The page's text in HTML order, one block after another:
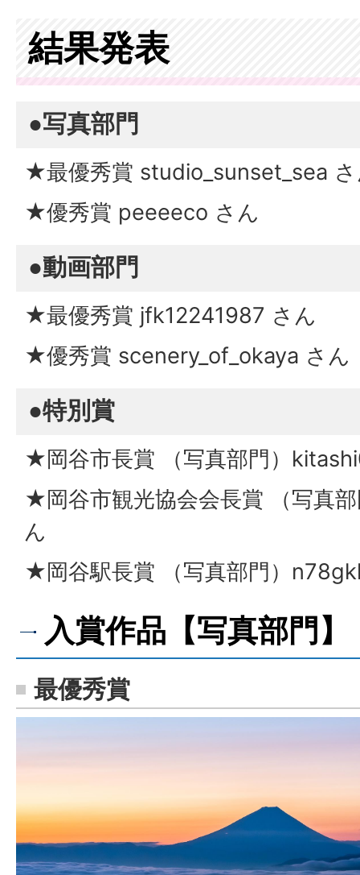
結果発表
●写真部門
★最優秀賞 studio_sunset_sea
★優秀賞 peeeeco さん
●動画部門
★最優秀賞 jfk12241987 さん
★優秀賞 scenery_of_okaya さん
●特別賞
★岡谷市長賞 （写真部門）
★岡谷市観光協会会長賞 （写真
ん
★岡谷駅長賞 （写真部門）
入賞作品【写真部門】
最優秀賞